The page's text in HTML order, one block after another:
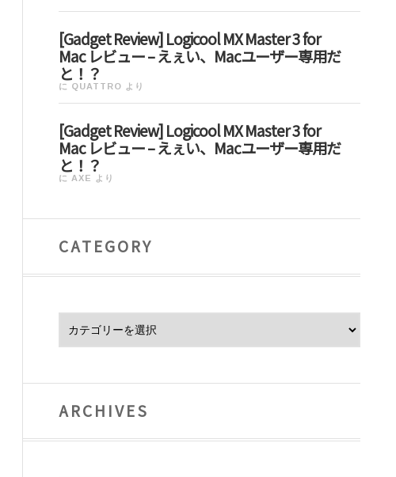
[Gadget Review] Logicool MX Master 3 for
Mac レビュー – えぇい、Macユーザー専用だ
と！？
に QUATTRO より
[Gadget Review] Logicool MX Master 3 for
Mac レビュー – えぇい、Macユーザー専用だ
と！？
に AXE より
CATEGORY
ARCHIVES